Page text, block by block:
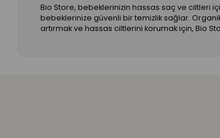
Bio Store, bebeklerinizin hassas saç ve ciltleri
bebeklerinize güvenli bir temizlik sağlar.
artırmak ve hassas ciltlerini korumak için, Bio